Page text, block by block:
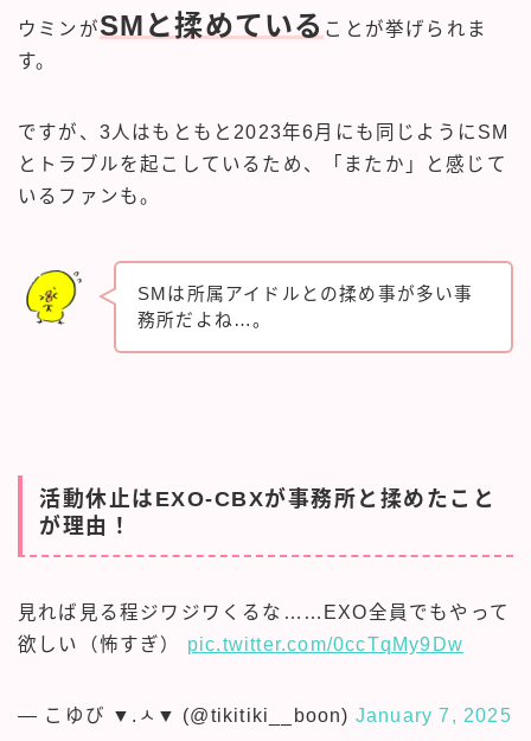
ウミンがSMと揉めている ことが挙げられま
す。
ですが、3人はもともと2023年6月にも同じようにSM
とトラブルを起こしているため、「またか」と感じて
いるファンも。
SMは所属アイドルとの揉め事が多い事
務所だよね…。
活動休止はEXO-CBXが事務所と揉めたこと
が理由！
見れば見る程ジワジワくるな……EXO全員でもやって
欲しい（怖すぎ） pic.twitter.com/0ccTqMy9Dw
— こゆび ▼.ㅅ▼ (@tikitiki__boon) January 7, 2025